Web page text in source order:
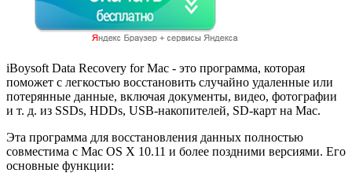
iBoysoft Data Recovery for Mac - это программа, которая
поможет с легкостью восстановить случайно удаленные или
потерянные данные, включая документы, видео, фотографии
и т. д. из SSDs, HDDs, USB-накопителей, SD-карт на Mac.
Эта программа для восстановления данных полностью
совместима с Mac OS X 10.11 и более поздними версиями. Его
основные функции: